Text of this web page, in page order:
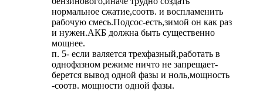
нормальное сжатие,соотв. и воспламенить
рабочую смесь.Подсос-есть,зимой он как раз
и нужен.АКБ должна быть существенно
мощнее.
п. 5- если валяется трехфазный,работать в
однофазном режиме ничто не запрещает-
берется вывод одной фазы и ноль,мощность
-соотв. мощности одной фазы.